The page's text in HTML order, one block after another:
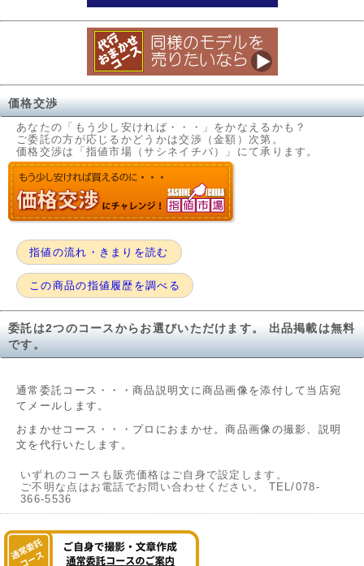
価格交渉
あなたの「もう少し安ければ・・・」をかなえるかも？
ご委託の方が応じるかどうかは交渉（金額）次第。
価格交渉は「指値市場（サシネイチバ）」にて承ります。
指値の流れ・きまりを読む
この商品の指値履歴を調べる
委託は2つのコースからお選びいただけます。 出品掲載は無料
です。
通常委託コース・・・商品説明文に商品画像を添付して当店宛
てメールします。
おまかせコース・・・プロにおまかせ。商品画像の撮影、説明
文を代行いたします。
いずれのコースも販売価格はご自身で設定します。
ご不明な点はお電話でお問い合わせください。 TEL/078-
366-5536